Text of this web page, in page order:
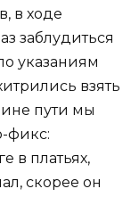
в ходе
заблудиться
указаниям
взять
пути мы
фикс:
в платьях,
скорее он